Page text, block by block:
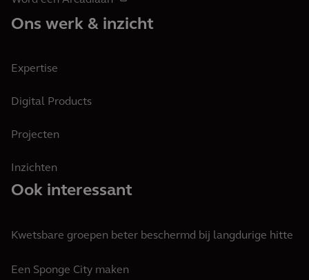
Ons werk & inzicht
Expertise
Digital Products
Projecten
Inzichten
Ook interessant
Kwetsbare groepen beter beschermd bij langdurige hitte
Een Sponge City maken